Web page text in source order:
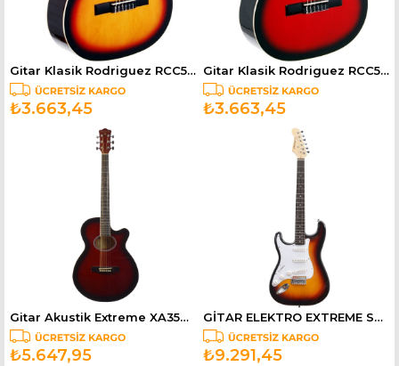
Gitar Klasik Rodriguez RCC550SB
₺3.663,45
Gitar Klasik Rodriguez RCC550RB
₺3.663,45
Gitar Akustik Extreme XA35WRS
₺5.647,95
GİTAR ELEKTRO EXTREME SOLAK (XELH20SB)
₺9.291,45